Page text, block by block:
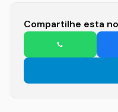
Compartilhe esta